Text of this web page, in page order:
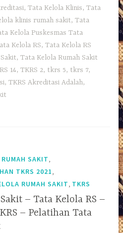
,Tata Kelola Klinis,Tata
klinis rumah sakit,Tata
Kelola Puskesmas Tata
Kelola RS,Tata Kelola RS
,Tata Kelola Rumah Sakit
14,TKRS 2, tkrs 5, tkrs 7,
,TKRS Akreditasi Adalah,
SAKIT
TKRS 2021
RUMAH SAKIT TKRS
– Tata Kelola RS –
– Pelatihan Tata